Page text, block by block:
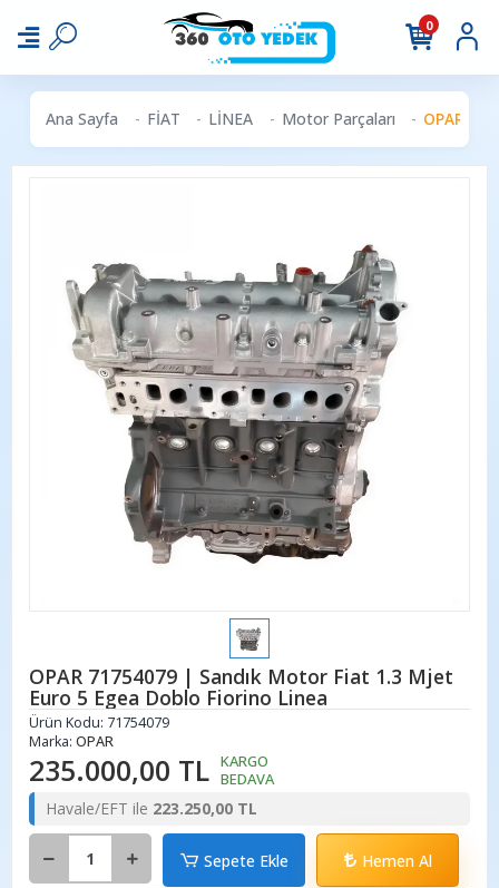
0
Ana Sayfa FİAT LİNEA Motor Parçaları OPAR
OPAR 71754079 | Sandık Motor Fiat 1.3 Mjet
Euro 5 Egea Doblo Fiorino Linea
Ürün Kodu: 71754079
Marka: OPAR
235.000,00 TL KARGO
BEDAVA
Havale/EFT ile 223.250,00 TL
Sepete Ekle Hemen Al